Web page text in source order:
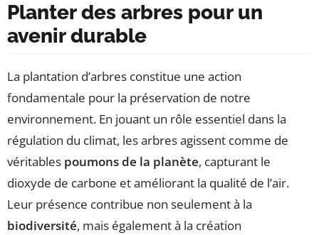
Planter des arbres pour un
avenir durable
La plantation d’arbres constitue une action
fondamentale pour la préservation de notre
environnement. En jouant un rôle essentiel dans la
régulation du climat, les arbres agissent comme de
véritables poumons de la planète, capturant le
dioxyde de carbone et améliorant la qualité de l’air.
Leur présence contribue non seulement à la
biodiversité, mais également à la création